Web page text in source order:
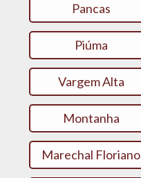
Pancas
Piúma
Vargem Alta
Montanha
Marechal Floriano